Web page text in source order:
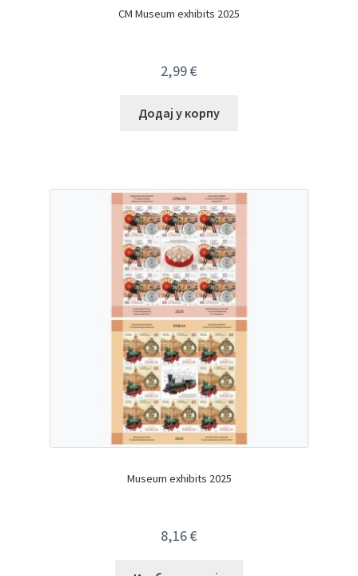
CM Museum exhibits 2025
2,99€
Додај у корпу
Museum exhibits 2025
8,16€